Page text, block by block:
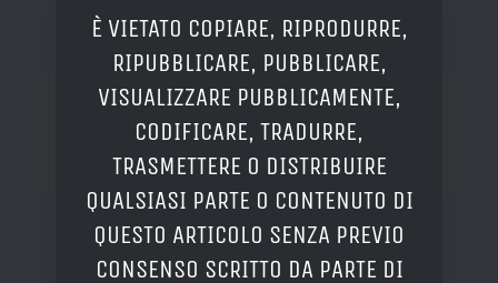
È VIETATO COPIARE, RIPRODURRE,
RIPUBBLICARE, PUBBLICARE,
VISUALIZZARE PUBBLICAMENTE,
CODIFICARE, TRADURRE,
TRASMETTERE O DISTRIBUIRE
QUALSIASI PARTE O CONTENUTO DI
QUESTO ARTICOLO SENZA PREVIO
CONSENSO SCRITTO DA PARTE DI